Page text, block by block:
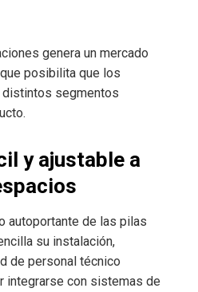
genera un mercado
posibilita que los
segmentos
y ajustable a
autoportante de las pilas
su instalación,
de personal técnico
integrarse con sistemas de